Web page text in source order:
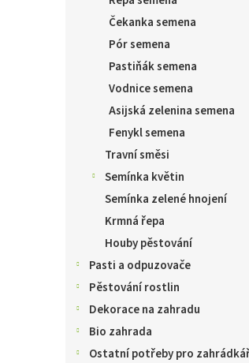
Čekanka semena
Pór semena
Pastiňák semena
Vodnice semena
Asijská zelenina semena
Fenykl semena
Travní směsi
Semínka květin
Semínka zelené hnojení
Krmná řepa
Houby pěstování
Pasti a odpuzovače
Pěstování rostlin
Dekorace na zahradu
Bio zahrada
Ostatní potřeby pro